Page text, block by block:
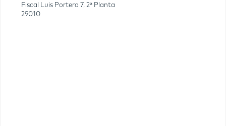
Fiscal Luis Portero 7, 2ª Planta
29010